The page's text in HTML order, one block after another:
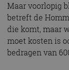
Maar voorlopig
betreft de
die komt, maar
moet kosten is
bedragen van